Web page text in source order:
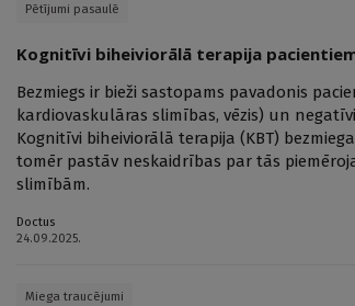
Pētījumi pasaulē
Kognitīvi biheiviorālā terapija
Bezmiegs ir bieži sastopams pavadonis
kardiovaskulāras slimības, vēzis) un
Kognitīvi biheiviorālā terapija (KBT)
tomēr pastāv neskaidrības par tās
slimībām.
Doctus
24.09.2025.
Miega traucējumi